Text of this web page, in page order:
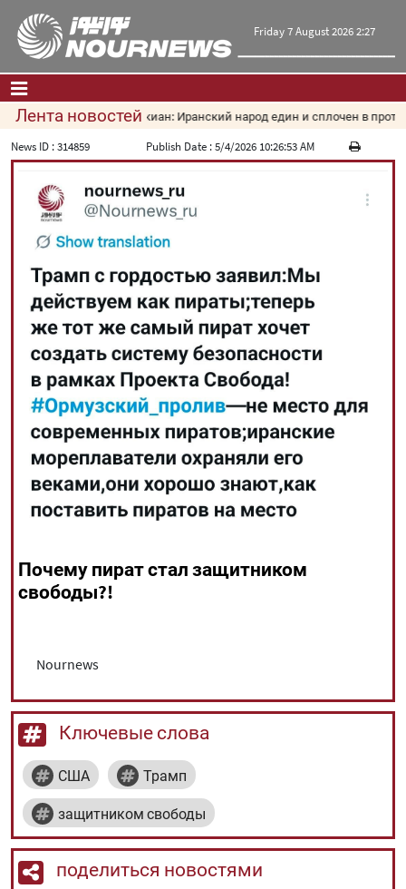
Friday 7 August 2026 2:27
Главная|Контакты|О нас
Новости
Культура и общество
Экономика
Политика
взгляд
Мультимедиа
العربیه
|עברית|русский|中文|
All rights reserved for NourNews
Copyright © 2021 www.nournews.ir
Лента новостейПезешкиан: Иранский народ един и сплочен в
News ID :314859 Publish Date :5/4/2026 10:26:53 AM
Почему пират стал защитником
свободы?!
Nournews
Ключевые слова
США Трамп
защитником свободы
поделиться новостями